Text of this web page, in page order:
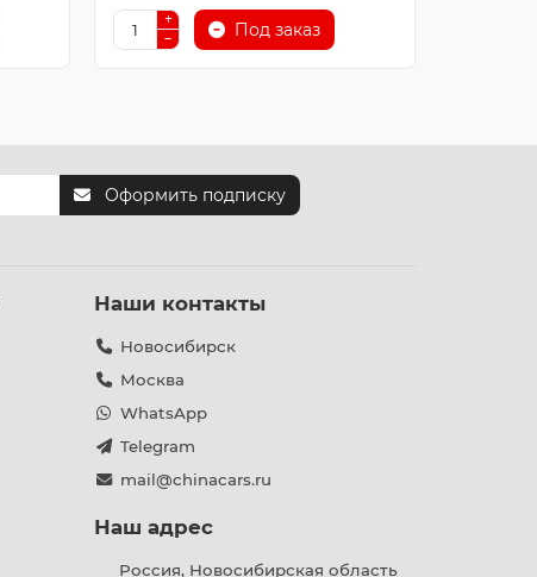
Под заказ
Оформить подписку
Наши контакты
Новосибирск
Москва
WhatsApp
Telegram
mail@chinacars.ru
Наш адрес
Россия, Новосибирская область